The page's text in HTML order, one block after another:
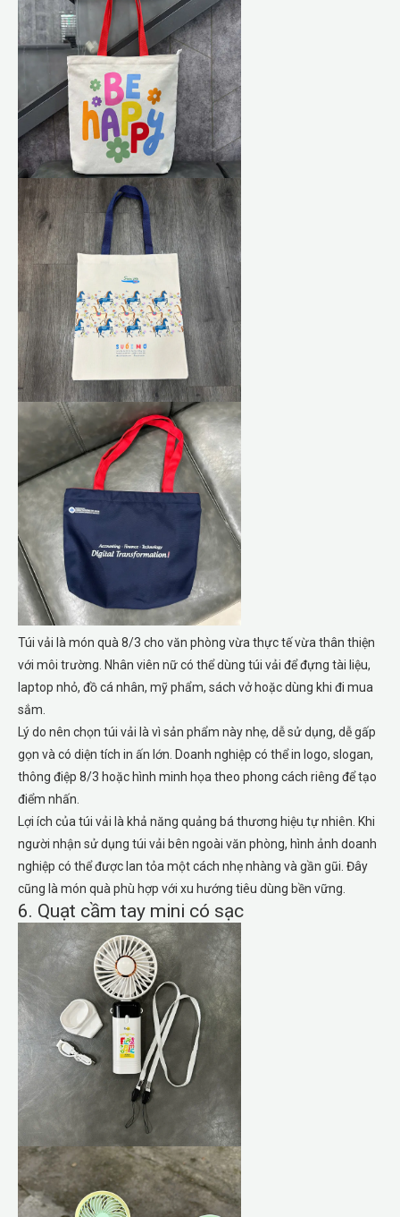
Túi vải là món quà 8/3 cho văn phòng vừa thực tế vừa thân thiện
với môi trường. Nhân viên nữ có thể dùng túi vải để đựng tài liệu,
laptop nhỏ, đồ cá nhân, mỹ phẩm, sách vở hoặc dùng khi đi mua
sắm.
Lý do nên chọn túi vải là vì sản phẩm này nhẹ, dễ sử dụng, dễ gấp
gọn và có diện tích in ấn lớn. Doanh nghiệp có thể in logo, slogan,
thông điệp 8/3 hoặc hình minh họa theo phong cách riêng để tạo
điểm nhấn.
Lợi ích của túi vải là khả năng quảng bá thương hiệu tự nhiên. Khi
người nhận sử dụng túi vải bên ngoài văn phòng, hình ảnh doanh
nghiệp có thể được lan tỏa một cách nhẹ nhàng và gần gũi. Đây
cũng là món quà phù hợp với xu hướng tiêu dùng bền vững.
6. Quạt cầm tay mini có sạc